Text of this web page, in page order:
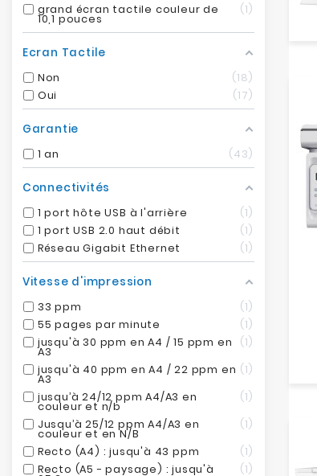
grand écran tactile couleur de
10,1 pouces
1
Ecran Tactile
Non
18
Oui
17
Garantie
1 an 43
Connectivités
1 port hôte USB à l'arrière
1
1 port USB 2.0 haut débit
1
Réseau Gigabit Ethernet
1
Vitesse d'impression
33 ppm
1
55 pages par minute
1
jusqu'à 30 ppm en A4 / 15 ppm en
A3
1
jusqu'à 40 ppm en A4 / 22 ppm en
A3
1
jusqu’à 24/12 ppm A4/A3 en
couleur et n/b
1
Jusqu’à 25/12 ppm A4/A3 en
couleur et en N/B
1
Recto (A4) : jusqu'à 43 ppm
1
Recto (A5 - paysage) : jusqu'à
1